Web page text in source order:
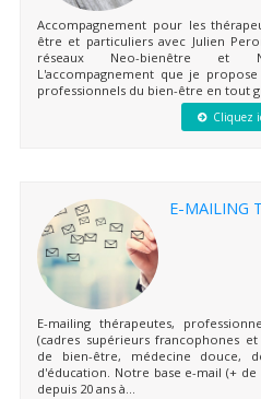
Accompagnement pour les
être et particuliers avec Julien
réseaux Neo-bienêtre et
L'accompagnement que je
professionnels du bien-être en tout
Cliquez
E-MAILING
E-mailing thérapeutes,
(cadres supérieurs francophones
de bien-être, médecine douce,
d'éducation. Notre base e-mail (+ de
depuis 20 ans à...